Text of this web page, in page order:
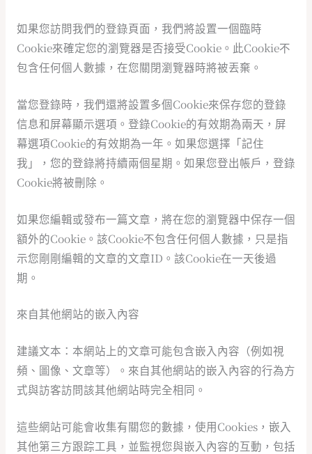
如果您訪問我們的登錄頁面，我們將設置一個臨時
Cookie來確定您的瀏覽器是否接受Cookie。此Cookie不
包含任何個人數據，在您關閉瀏覽器時將被丟棄。
當您登錄時，我們還將設置多個Cookie來保存您的登錄
信息和屏幕顯示選項。登錄Cookie的有效期為兩天，屏
幕選項Cookie的有效期為一年。如果您選擇「記住
我」，您的登錄將持續兩個星期。如果您登出帳戶，登錄
Cookie將被刪除。
如果您編輯或發布一篇文章，將在您的瀏覽器中保存一個
額外的Cookie。該Cookie不包含任何個人數據，只是指
示您剛剛編輯的文章的文章ID。該Cookie在一天後過
期。
來自其他網站的嵌入內容
建議文本：本網站上的文章可能包含嵌入內容（例如視
頻、圖像、文章等）。來自其他網站的嵌入內容的行為方
式與訪客訪問該其他網站時完全相同。
這些網站可能會收集有關您的數據，使用Cookies，嵌入
其他第三方跟踪工具，並監視您與嵌入內容的互動，包括